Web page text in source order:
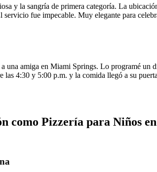
y la sangría de primera categoría. La
servicio fue impecable. Muy elegante para
una amiga en Miami Springs. Lo programé un
las 4:30 y 5:00 p.m. y la comida llegó a su
como Pizzería para Niños